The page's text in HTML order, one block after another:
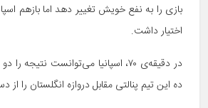
بازی را به نفع خویش تغییر دهد اما بازهم
اختیار داشت.
در دقیقه‌ی ۷۰، اسپانیا می‌توانست نتیجه
ده این تیم پنالتی مقابل دروازه انگلستان را